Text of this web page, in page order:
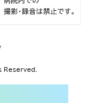
Reserved.